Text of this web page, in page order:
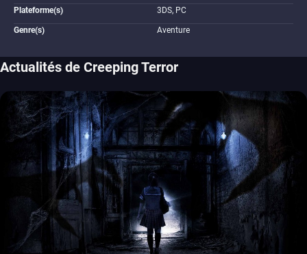
Plateforme(s) 3DS, PC
Genre(s) Aventure
Actualités de Creeping Terror